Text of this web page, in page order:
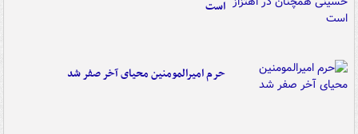
است
حرم امیرالمومنین محیای آخر صفر شد